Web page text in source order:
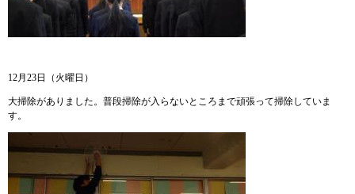
12月23日（火曜日）
大掃除がありました。普段掃除が入らないところまで頑張って掃除していま
す。